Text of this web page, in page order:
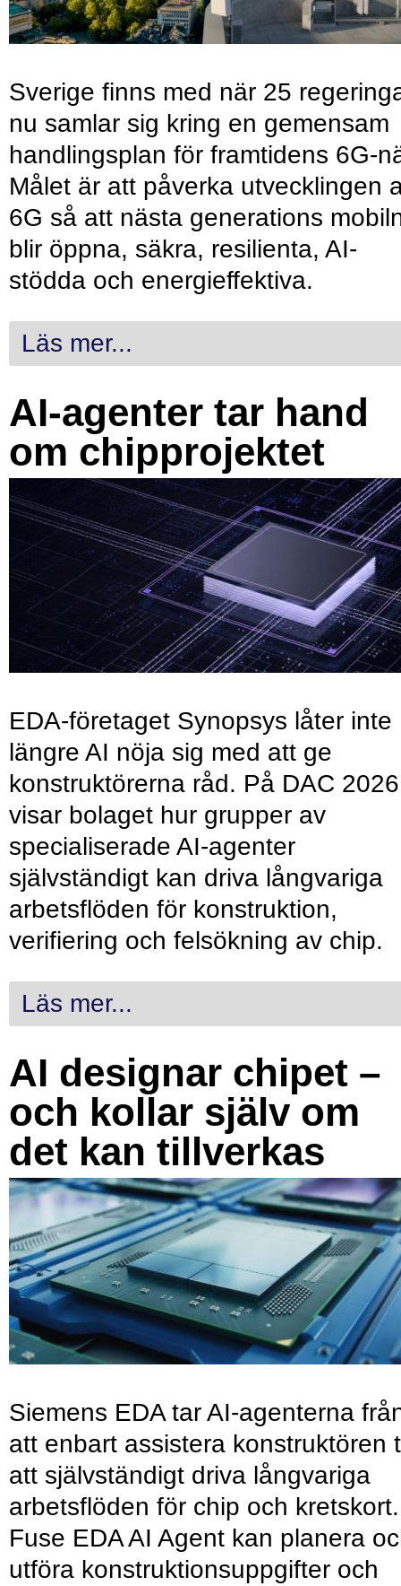
Sverige finns med när 25
nu samlar sig kring en gemensam
handlingsplan för framtidens 6G-
Målet är att påverka utvecklingen
6G så att nästa generations
blir öppna, säkra, resilienta, AI-
stödda och energieffektiva.
Läs mer...
AI-agenter tar hand
om chipprojektet
EDA-företaget Synopsys låter inte
längre AI nöja sig med att ge
konstruktörerna råd. På DAC 2026
visar bolaget hur grupper av
specialiserade AI-agenter
självständigt kan driva långvariga
arbetsflöden för konstruktion,
verifiering och felsökning av chip.
Läs mer...
AI designar chipet –
och kollar själv om
det kan tillverkas
Siemens EDA tar AI-agenterna
att enbart assistera konstruktören
att självständigt driva långvariga
arbetsflöden för chip och kretskort.
Fuse EDA AI Agent kan planera
utföra konstruktionsuppgifter och